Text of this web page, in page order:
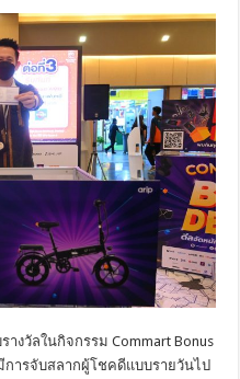
งวัลในกิจกรรม Commart Bonus
การจับสลากผู้โชคดีแบบรายวันไป